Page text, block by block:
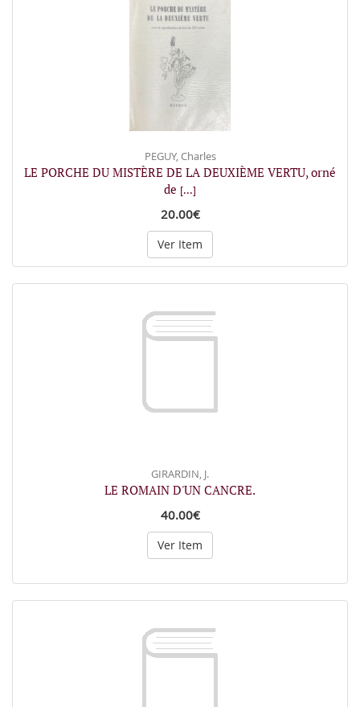
PEGUY, Charles
LE PORCHE DU MISTÈRE DE LA DEUXIÈME VERTU, orné
de [...]
20.00€
Ver Item
GIRARDIN, J.
LE ROMAIN D'UN CANCRE.
40.00€
Ver Item